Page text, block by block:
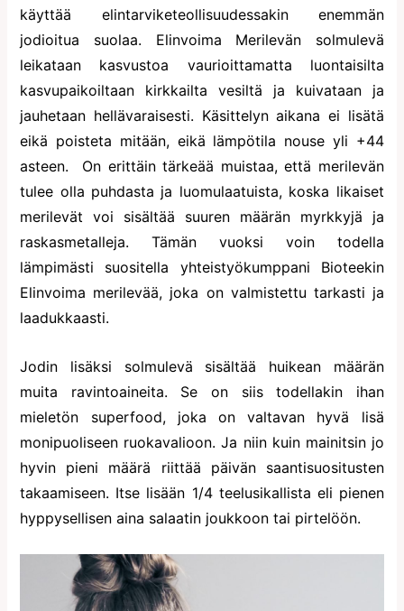
käyttää elintarviketeollisuudessakin enemmän
jodioitua suolaa. Elinvoima Merilevän solmulevä
leikataan kasvustoa vaurioittamatta luontaisilta
kasvupaikoiltaan kirkkailta vesiltä ja kuivataan ja
jauhetaan hellävaraisesti. Käsittelyn aikana ei lisätä
eikä poisteta mitään, eikä lämpötila nouse yli +44
asteen.
On erittäin tärkeää muistaa, että merilevän
tulee olla puhdasta ja luomulaatuista, koska likaiset
merilevät voi sisältää suuren määrän myrkkyjä ja
raskasmetalleja. Tämän vuoksi voin todella
lämpimästi suositella yhteistyökumppani Bioteekin
Elinvoima merilevää, joka on valmistettu tarkasti ja
laadukkaasti.
Jodin lisäksi solmulevä sisältää huikean määrän
muita ravintoaineita. Se on siis todellakin ihan
mieletön superfood, joka on valtavan hyvä lisä
monipuoliseen ruokavalioon. Ja niin kuin mainitsin jo
hyvin pieni määrä riittää päivän saantisuositusten
takaamiseen. Itse lisään 1/4 teelusikallista eli pienen
hyppysellisen aina salaatin joukkoon tai pirtelöön.